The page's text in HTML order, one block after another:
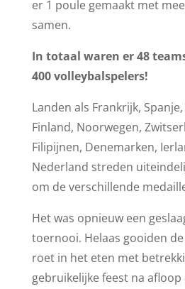
er 1 poule gemaakt met
samen.
In totaal waren er 48
400 volleybalspelers!
Landen als Frankrijk,
Finland, Noorwegen,
Filipijnen, Denemarken,
Nederland streden
om de verschillende
Het was opnieuw een
toernooi. Helaas gooiden
roet in het eten met
gebruikelijke feest na